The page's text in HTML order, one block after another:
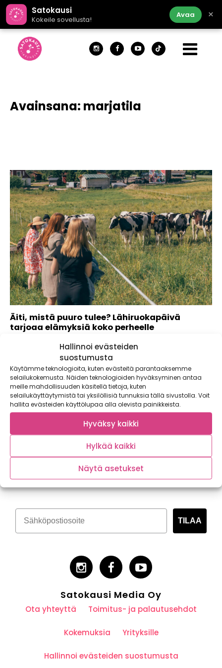
Hallinnoi evästeiden
suostumusta
Käytämme teknologioita, kuten evästeitä parantaaksemme
selailukokemusta. Näiden teknologioiden hyväksyminen antaa
meille mahdollisuuden käsitellä tietoja, kuten
selailukäyttäytymistä tai yksilöllisiä tunnuksia tällä sivustolla. Voit
hallita evästeiden käyttölupaa alla olevista painikkeista.
Hyväksy kaikki
Hylkää kaikki
Näytä asetukset
Satokausi
Kokeile sovellusta!
Avaa ×
Avainsana: marjatila
Äiti, mistä puuro tulee? Lähiruokapäivä
tarjoaa elämyksiä koko perheelle
Kun suosit lähiruokaa, tiedät varmasti, mistä ruoka tulee.
Tutustuimme lasten kanssa Hämeen lähiruokatiloihin, jotka...
Tilaa kasvispitoinen uutiskirje
TILAA
Satokausi Media Oy
Ota yhteyttä Toimitus- ja palautusehdot
Kokemuksia Yrityksille
Hallinnoi evästeiden suostumusta